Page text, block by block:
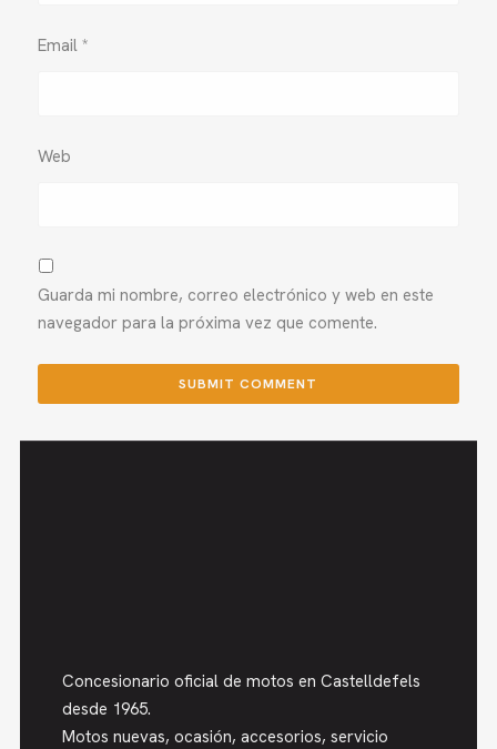
Email*
Web
Guarda mi nombre, correo electrónico y web en este
navegador para la próxima vez que comente.
Concesionario oficial de motos en Castelldefels
desde 1965.
Motos nuevas, ocasión, accesorios, servicio